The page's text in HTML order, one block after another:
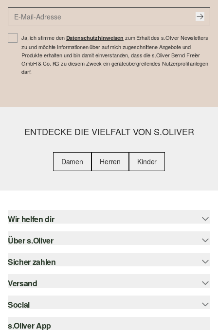
Ja, ich stimme den Datenschutzhinweisen zum Erhalt des s.Oliver Newsletters
zu und möchte Informationen über auf mich zugeschnittene Angebote und
Produkte erhalten und bin damit einverstanden, dass die s.Oliver Bernd Freier
GmbH & Co. KG zu diesem Zweck ein geräteübergreifendes Nutzerprofil anlegen
darf.
ENTDECKE DIE VIELFALT VON S.OLIVER
Damen Herren Kinder
Wir helfen dir
Hilfe & FAQ
Größenberatung
Top-Kategorien
Bestellung widerrufen
Über s.Oliver
s.Oliver Magazin
Whatsapp
Sicher zahlen
Rechnung
Kreditkarte
Versand
Sendungsverfolgung
DHL
Social
instagram
s.Oliver App